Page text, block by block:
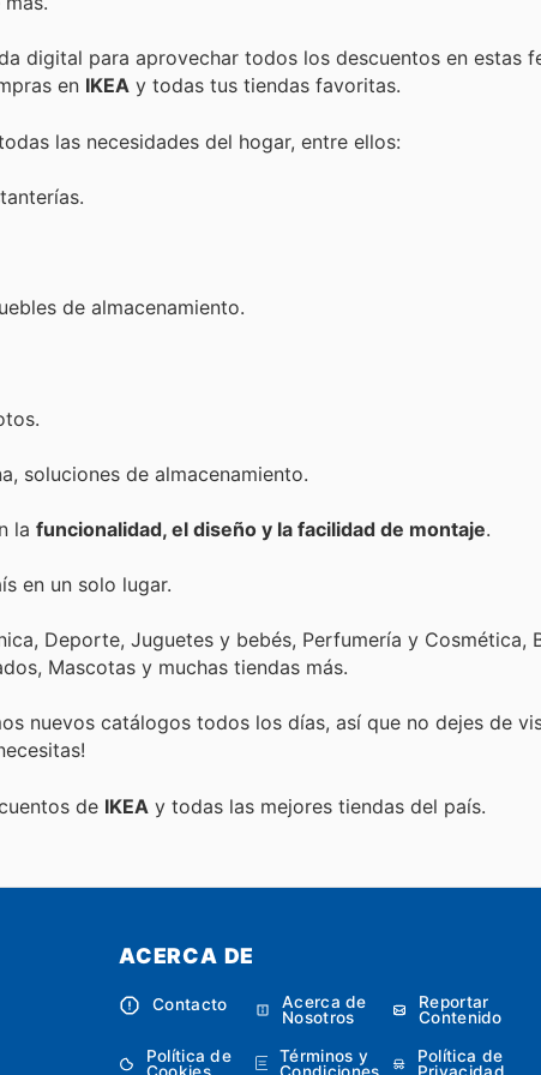
digital para aprovechar todos los descuentos en estas
en IKEA y todas tus tiendas favoritas.
las necesidades del hogar, entre ellos:
de almacenamiento.
soluciones de almacenamiento.
la funcionalidad, el diseño y la facilidad de montaje.
en un solo lugar.
Deporte, Juguetes y bebés, Perfumería y Cosmética,
Mascotas y muchas tiendas más.
nuevos catálogos todos los días, así que no dejes de
de IKEA y todas las mejores tiendas del país.
ACERCA DE
Contacto
Acerca de
Nosotros
Reportar
Contenido
Política de
Términos y
Política de